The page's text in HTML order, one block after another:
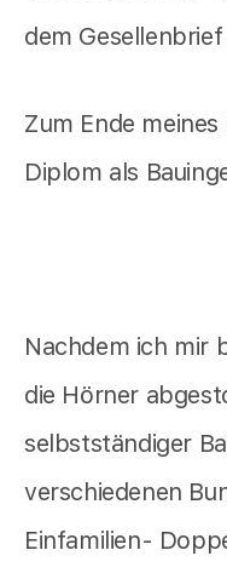
dem
Zum Ende
Diplom als
Nachdem ich mir
die Hörner
selbstständiger
verschiedenen
Einfamilien-